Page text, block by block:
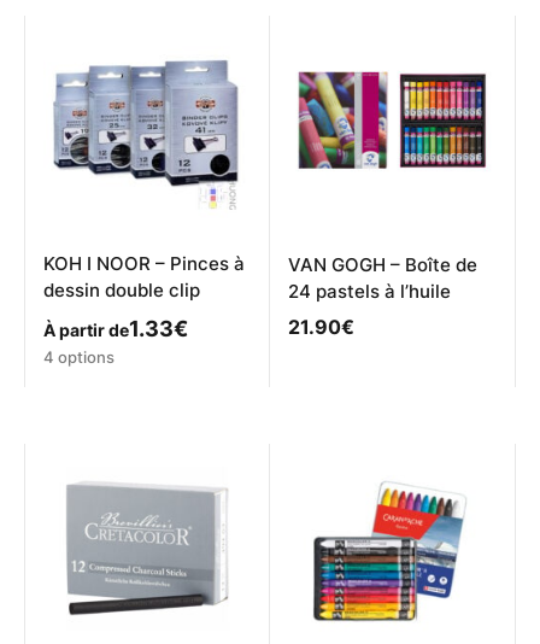
KOH I NOOR – Pinces à
dessin double clip
À partir de1.33€
Ce
peuvent
choisies
sur
4 options
VAN GOGH – Boîte de
24 pastels à l’huile
21.90€